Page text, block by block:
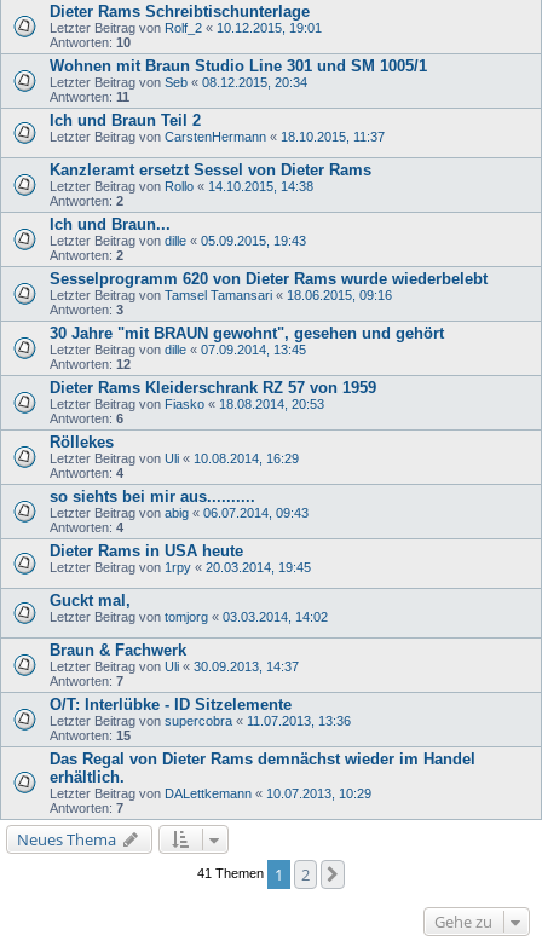
Dieter Rams Schreibtischunterlage
Letzter Beitrag von Rolf_2 « 10.12.2015, 19:01
Antworten: 10
Wohnen mit Braun Studio Line 301 und SM 1005/1
Letzter Beitrag von Seb « 08.12.2015, 20:34
Antworten: 11
Ich und Braun Teil 2
Letzter Beitrag von CarstenHermann « 18.10.2015, 11:37
Kanzleramt ersetzt Sessel von Dieter Rams
Letzter Beitrag von Rollo « 14.10.2015, 14:38
Antworten: 2
Ich und Braun...
Letzter Beitrag von dille « 05.09.2015, 19:43
Antworten: 2
Sesselprogramm 620 von Dieter Rams wurde wiederbelebt
Letzter Beitrag von Tamsel Tamansari « 18.06.2015, 09:16
Antworten: 3
30 Jahre "mit BRAUN gewohnt", gesehen und gehört
Letzter Beitrag von dille « 07.09.2014, 13:45
Antworten: 12
Dieter Rams Kleiderschrank RZ 57 von 1959
Letzter Beitrag von Fiasko « 18.08.2014, 20:53
Antworten: 6
Röllekes
Letzter Beitrag von Uli « 10.08.2014, 16:29
Antworten: 4
so siehts bei mir aus..........
Letzter Beitrag von abig « 06.07.2014, 09:43
Antworten: 4
Dieter Rams in USA heute
Letzter Beitrag von 1rpy « 20.03.2014, 19:45
Guckt mal,
Letzter Beitrag von tomjorg « 03.03.2014, 14:02
Braun & Fachwerk
Letzter Beitrag von Uli « 30.09.2013, 14:37
Antworten: 7
O/T: Interlübke - ID Sitzelemente
Letzter Beitrag von supercobra « 11.07.2013, 13:36
Antworten: 15
Das Regal von Dieter Rams demnächst wieder im Handel
erhältlich.
Letzter Beitrag von DALettkemann « 10.07.2013, 10:29
Antworten: 7
Neues Thema
41 Themen 1 2
Gehe zu